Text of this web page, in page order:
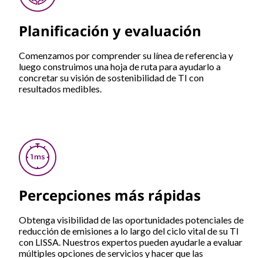
Planificación y evaluación
Comenzamos por comprender su línea de referencia y
luego construimos una hoja de ruta para ayudarlo a
concretar su visión de sostenibilidad de TI con
resultados medibles.
Percepciones más rápidas
Obtenga visibilidad de las oportunidades potenciales de
reducción de emisiones a lo largo del ciclo vital de su TI
con LISSA. Nuestros expertos pueden ayudarle a evaluar
múltiples opciones de servicios y hacer que las